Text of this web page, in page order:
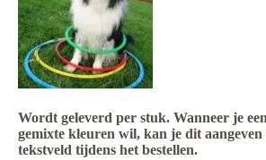
Wordt geleverd per stuk. Wanneer je
gemixte kleuren wil, kan je dit aangeven
tekstveld tijdens het bestellen.